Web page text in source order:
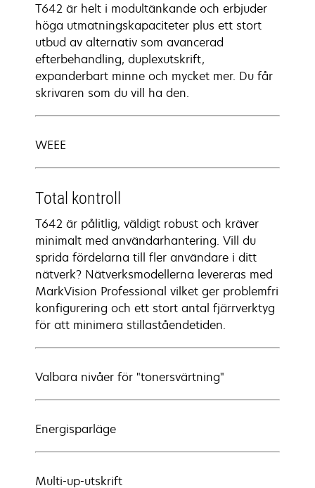
T642 är helt i modultänkande och erbjuder
höga utmatningskapaciteter plus ett stort
utbud av alternativ som avancerad
efterbehandling, duplexutskrift,
expanderbart minne och mycket mer. Du får
skrivaren som du vill ha den.
WEEE
Total kontroll
T642 är pålitlig, väldigt robust och kräver
minimalt med användarhantering. Vill du
sprida fördelarna till fler användare i ditt
nätverk? Nätverksmodellerna levereras med
MarkVision Professional vilket ger problemfri
konfigurering och ett stort antal fjärrverktyg
för att minimera stillaståendetiden.
Valbara nivåer för "tonersvärtning"
Energisparläge
Multi-up-utskrift